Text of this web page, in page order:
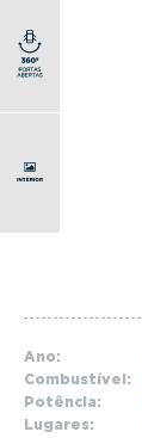
Ano:
Combustível:
Potência:
Lugares: